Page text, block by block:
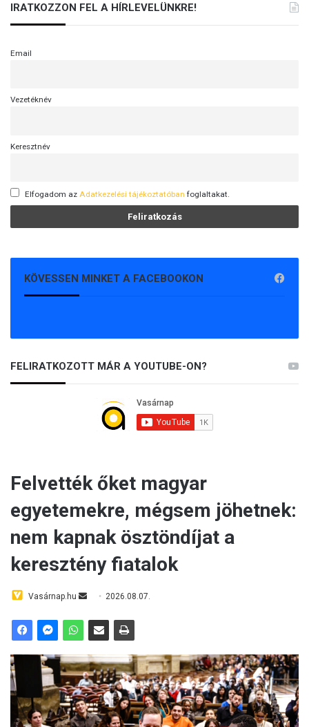
IRATKOZZON FEL A HÍRLEVELÜNKRE!
Email
Vezetéknév
Keresztnév
Elfogadom az Adatkezelési tájékoztatóban foglaltakat.
KÖVESSEN MINKET A FACEBOOKON
FELIRATKOZOTT MÁR A YOUTUBE-ON?